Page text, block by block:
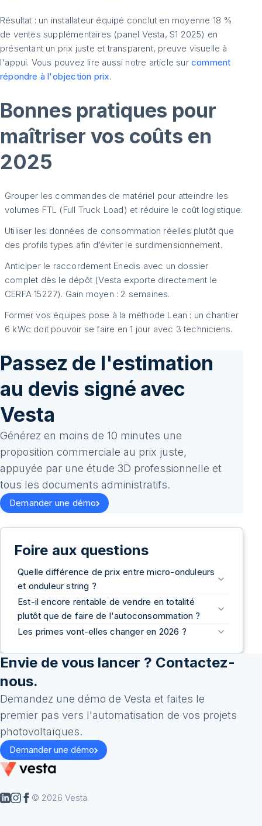
Résultat : un installateur équipé conclut en moyenne 18 %
de ventes supplémentaires (panel Vesta, S1 2025) en
présentant un prix juste et transparent, preuve visuelle à
l'appui. Vous pouvez lire aussi notre article surcomment
répondre à l'objection prix.
Bonnes pratiques pour
maîtriser vos coûts en
2025
Grouper les commandes de matériel pour atteindre les
volumes FTL (Full Truck Load) et réduire le coût logistique.
Utiliser les données de consommation réelles plutôt que
des profils types afin d’éviter le surdimensionnement.
Anticiper le raccordement Enedis avec un dossier
complet dès le dépôt (Vesta exporte directement le
CERFA 15227). Gain moyen : 2 semaines.
Former vos équipes pose à la méthode Lean : un chantier
6 kWc doit pouvoir se faire en 1 jour avec 3 techniciens.
Passez de l'estimation
au devis signé avec
Vesta
Générez en moins de 10 minutes une
proposition commerciale au prix juste,
appuyée par une étude 3D professionnelle et
tous les documents administratifs.
Demander une démo
Foire aux questions
Quelle différence de prix entre micro-onduleurs
et onduleur string ?
Est-il encore rentable de vendre en totalité
plutôt que de faire de l'autoconsommation ?
Les primes vont-elles changer en 2026 ?
Envie de vous lancer ? Contactez-
nous.
Demandez une démo de Vesta et faites le
premier pas vers l'automatisation de vos projets
photovoltaïques.
Demander une démo
© 2026 Vesta